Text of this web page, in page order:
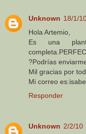
Unknown 18/1/
Hola Artemio,
Es una
?Podrías
Mil gracias por
Mi correo
Responder
Unknown 2/2/10